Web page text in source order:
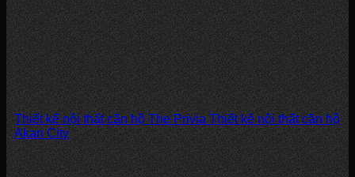
Thiết kế nội thất căn hộ The Privia Thiết kế nội thất căn hộ
Akari City